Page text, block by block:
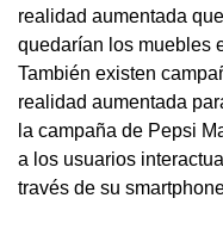
realidad aumentada
quedarían los muebles
También existen
realidad aumentada
la campaña de Pepsi
a los usuarios
través de su